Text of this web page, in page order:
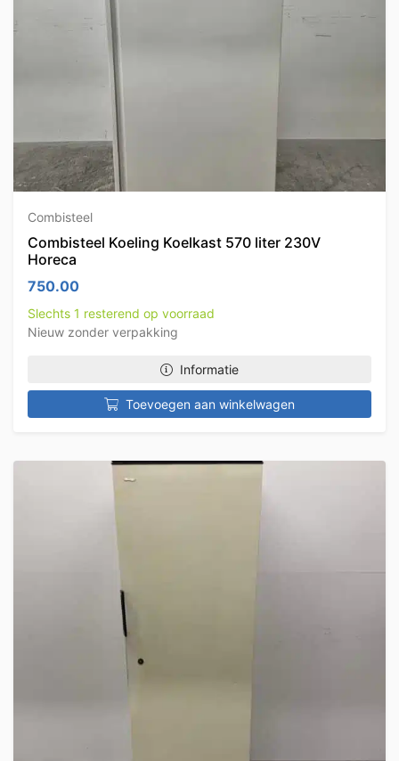
Combisteel
Combisteel Koeling Koelkast 570 liter 230V
Horeca
750.00
Slechts 1 resterend op voorraad
Nieuw zonder verpakking
Informatie
Toevoegen aan winkelwagen